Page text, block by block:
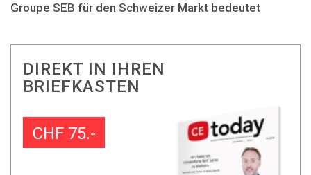
Groupe SEB für den Schweizer Markt bedeutet
DIREKT IN IHREN
BRIEFKASTEN
CHF 75.-